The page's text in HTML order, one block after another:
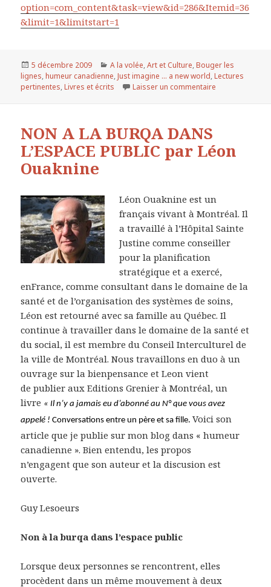
option=com_content&task=view&id=286&Itemid=36
&limit=1&limitstart=1
Publié
le
5 décembre 2009 Catégories
A la volée,Art et Culture,Bouger les
lignes,humeur canadienne,Just imagine ... a new world,Lectures
pertinentes,Livres et écrits Laisser un commentaire
NON A LA BURQA DANS
L’ESPACE PUBLIC par Léon
Ouaknine
Léon Ouaknine est un
français vivant à Montréal. Il
a travaillé à l’Hôpital Sainte
Justine comme conseiller
pour la planification
stratégique et a exercé,
enFrance, comme consultant dans le domaine de la
santé et de l’organisation des systèmes de soins,
Léon est retourné avec sa famille au Québec. Il
continue à travailler dans le domaine de la santé et
du social, il est membre du Conseil Interculturel de
la ville de Montréal. Nous travaillons en duo à un
ouvrage sur la bienpensance et Leon vient
de publier aux Editions Grenier à Montréal, un
livre « Il n’y a jamais eu d’abonné au N° que vous avez
appelé !Conversations entre un père et sa fille. Voici son
article que je publie sur mon blog dans « humeur
canadienne ». Bien entendu, les propos
n’engagent que son auteur et la discusion est
ouverte.
Guy Lesoeurs
Non à la burqa dans l’espace public
Lorsque deux personnes se rencontrent, elles
procèdent dans un même mouvement à deux